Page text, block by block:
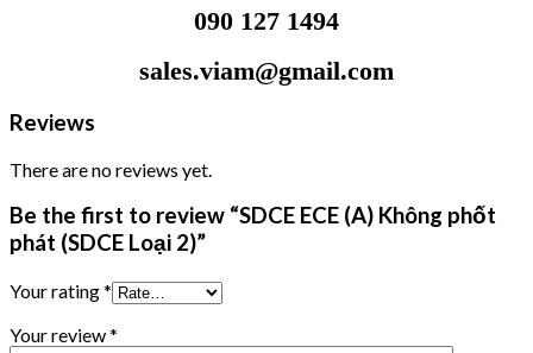
090 127 1494
sales.viam@gmail.com
Reviews
There are no reviews yet.
Be the first to review “SDCE ECE (A) Không phốt
phát (SDCE Loại 2)”
Your rating*
Your review*